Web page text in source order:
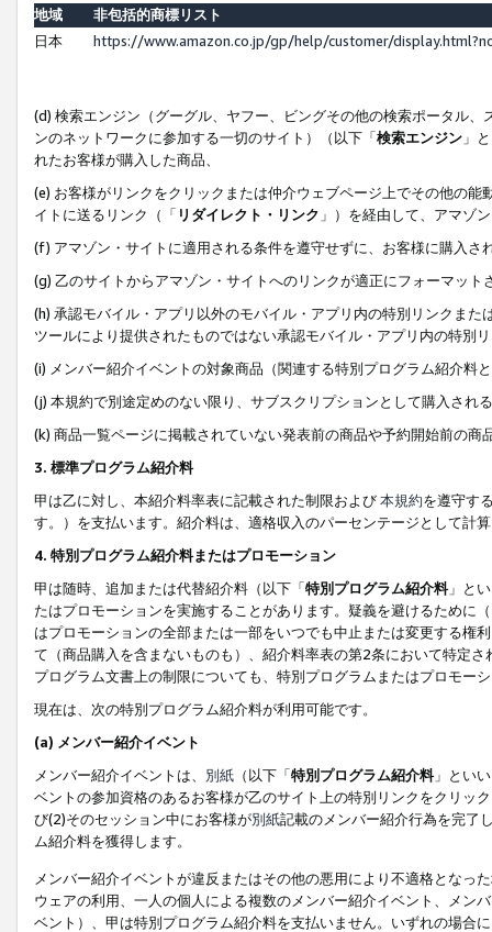
地域
非包括的商標リスト
日本
https://www.amazon.co.jp/gp/help/customer/
(d) 検索エンジン（グーグル、ヤフー、ビングその他の検索ポータル
ンのネットワークに参加する一切のサイト）（以下「検索エンジン 」
れたお客様が購入した商品、
(e) お客様がリンクをクリックまたは仲介ウェブページ上でその他の
イトに送るリンク（「 リダイレクト・リンク 」）を経由して、アマゾ
(f) アマゾン・サイトに適用される条件を遵守せずに、お客様に購入さ
(g) 乙のサイトからアマゾン・サイトへのリンクが適正にフォーマッ
(h) 承認モバイル・アプリ以外のモバイル・アプリ内の特別リンクま
ツールにより提供されたものではない承認モバイル・アプリ内の特別
(i) メンバー紹介イベントの対象商品（関連する特別プログラム紹介料
(j) 本規約で別途定めのない限り、サブスクリプションとして購入され
(k) 商品一覧ページに掲載されていない発表前の商品や予約開始前の商
3. 標準プログラム紹介料
甲は乙に対し、本紹介料率表に記載された制限および本規約を遵守す
す。）を支払います。紹介料は、適格収入のパーセンテージとして計
4. 特別プログラム紹介料またはプロモーション
甲は随時、追加または代替紹介料（以下「特別プログラム紹介料」と
たはプロモーションを実施することがあります。疑義を避けるために
はプロモーションの全部または一部をいつでも中止または変更する権
て（商品購入を含まないものも）、紹介料率表の第2条において特定
プログラム文書上の制限についても、特別プログラムまたはプロモー
現在は、次の特別プログラム紹介料が利用可能です。
(a) メンバー紹介イベント
メンバー紹介イベントは、 別紙 （以下「特別プログラム紹介料」とい
ベントの参加資格のあるお客様が乙のサイト上の特別リンクをクリッ
び(2)そのセッション中にお客様が別紙記載のメンバー紹介行為を完了
ム紹介料を獲得します。
メンバー紹介イベントが違反またはその他の悪用により不適格となっ
ウェアの利用、一人の個人による複数のメンバー紹介イベント、メン
ベント）、甲は特別プログラム紹介料を支払いません。いずれの場合